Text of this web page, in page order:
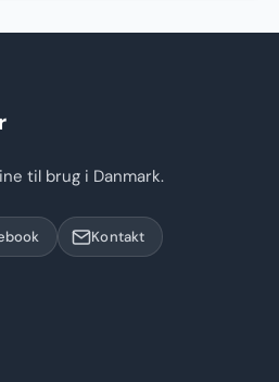
til brug i Danmark.
Kontakt